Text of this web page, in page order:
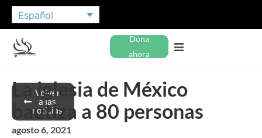
Español
Dona
ahora
Volver
a las
noticias
La iglesia de México
bautiza a 80 personas
agosto 6, 2021